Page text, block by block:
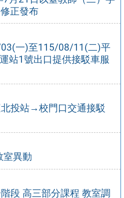
正發布
03(一)至115/08/11(二)平
站1號出口提供接駁車服
北投站→校門口交通接駁
室異動
段 高三部分課程 教室調